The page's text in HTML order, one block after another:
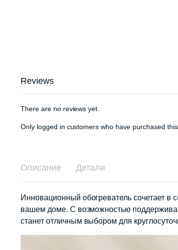
Reviews
There are no reviews yet.
Only logged in customers who have purchased
Описание Детали
Инновационный обогреватель сочетает
вашем доме. С возможностью
станет отличным выбором для